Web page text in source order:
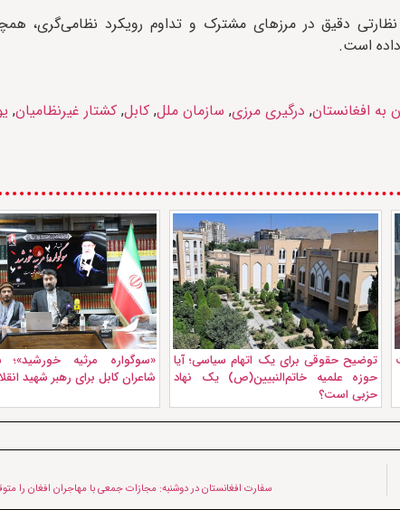
دقیق در مرزهای مشترک و تداوم رویکرد نظامی‌گری،
داده است.
به افغانستان, درگیری مرزی, سازمان ملل, کابل, کشتار غیرنظامیان,
توضیح حقوقی برای یک اتهام سیاسی؛ آیا
حوزه علمیه خاتم‌النبیین(ص) یک نهاد
حزبی است؟
«سوگواره مرثیه خورشید»؛
شاعران کابل برای رهبر شهید
سفارت افغانستان در دوشنبه: مجازات جمعی با مهاجران افغان را